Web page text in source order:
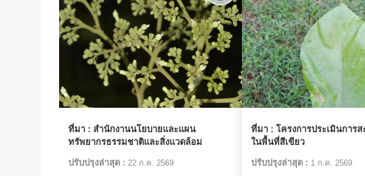
ที่มา : สำนักงานนโยบายและแผน
ทรัพยากรธรรมชาติและสิ่งแวดล้อม
ปรับปรุงล่าสุด : 22 ก.ค. 2569
ที่มา : โครงการประเมินการ
ในพื้นที่สีเขียว
ปรับปรุงล่าสุด : 1 ก.ค. 2569